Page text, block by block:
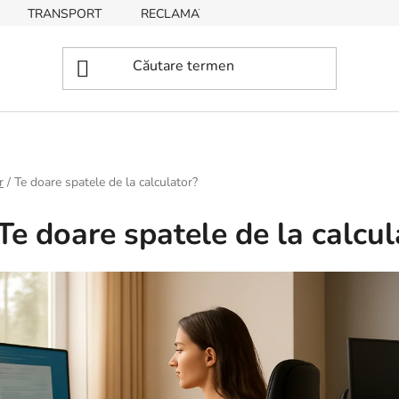
TRANSPORT RECLAMAȚII, RETURNĂRI DE BUNURI
/ Te doare spatele de la calculator?
doare spatele de la